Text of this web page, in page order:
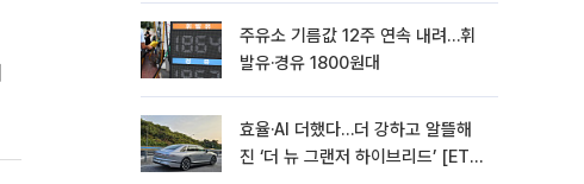
주유소 기름값 12주 연속 내려…휘
발유·경유 1800원대
효율·AI 더했다…더 강하고 알뜰해
진 ‘더 뉴 그랜저 하이브리드’ [ET의